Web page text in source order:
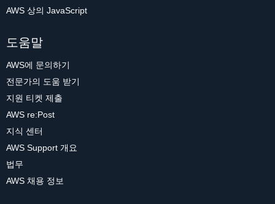
AWS 상의 JavaScript
도움말
AWS에 문의하기
전문가의 도움 받기
지원 티켓 제출
AWS re:Post
지식 센터
AWS Support 개요
법무
AWS 채용 정보